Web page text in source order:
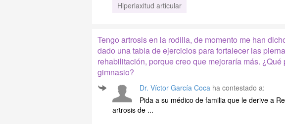
Hiperlaxitud articular
Tengo artrosis en la rodilla, de momento me han
dado una tabla de ejercicios para fortalecer las
rehabilitación, porque creo que mejoraría más.
gimnasio?
Dr. Víctor García Coca ha contestado a:
Pida a su médico de familia que le derive a
artrosis de ...